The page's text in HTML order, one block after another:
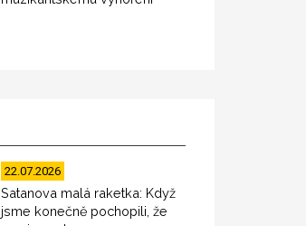
22.07.2026
Satanova malá raketka: Když
jsme konečně pochopili, že